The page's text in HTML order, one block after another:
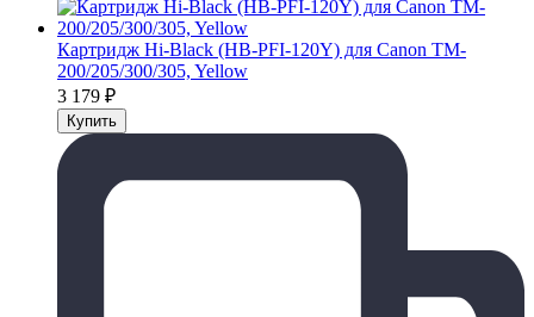
Картридж Hi-Black (HB-PFI-120Y) для Canon TM-
200/205/300/305, Yellow
3 179 ₽